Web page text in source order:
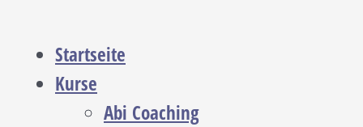
Startseite
Kurse
Abi Coaching